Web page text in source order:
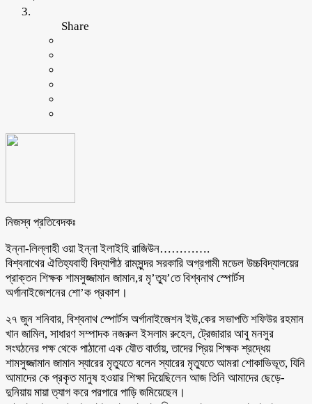
Share
নিজস্ব প্রতিবেদকঃ
ইন্না-লিল্লাহী ওয়া ইন্না ইলাইহি রাজিউন………….
বিশ্বনাথের ঐতিহ্যবাহী বিদ্যাপীঠ রামসুন্দর সরকারি অগ্রগামী মডেল উচ্চবিদ্যালয়ের
প্রাক্তন শিক্ষক শামসুজ্জামান জামান,র মৃ’ত্যু’তে বিশ্বনাথ স্পোর্টস
অর্গানাইজেশনের শো’ক প্রকাশ।
২৭ জুন শনিবার, বিশ্বনাথ স্পোর্টস অর্গানাইজেশন ইউ,কের সভাপতি শফিউর রহমান
খান জামিল, সাধারণ সম্পাদক নজরুল ইসলাম রুহেল, ট্রেজারার আবু মনসুর
সংঘঠনের পক্ষ থেকে পাঠানো এক যৌত বার্তায়, তাদের প্রিয় শিক্ষক শ্রদ্ধেয়
শামসুজ্জামান জামান স্যারের মৃত্যুতে বলেন স্যারের মৃত্যুতে আমরা শোকাভিভূত, যিনি
আমাদের কে প্রকৃত মানুষ হওয়ার শিক্ষা দিয়েছিলেন আজ তিনি আমাদের ছেড়ে-
দুনিয়ায় মায়া ত্যাগ করে পরপারে পাড়ি জমিয়েছেন।